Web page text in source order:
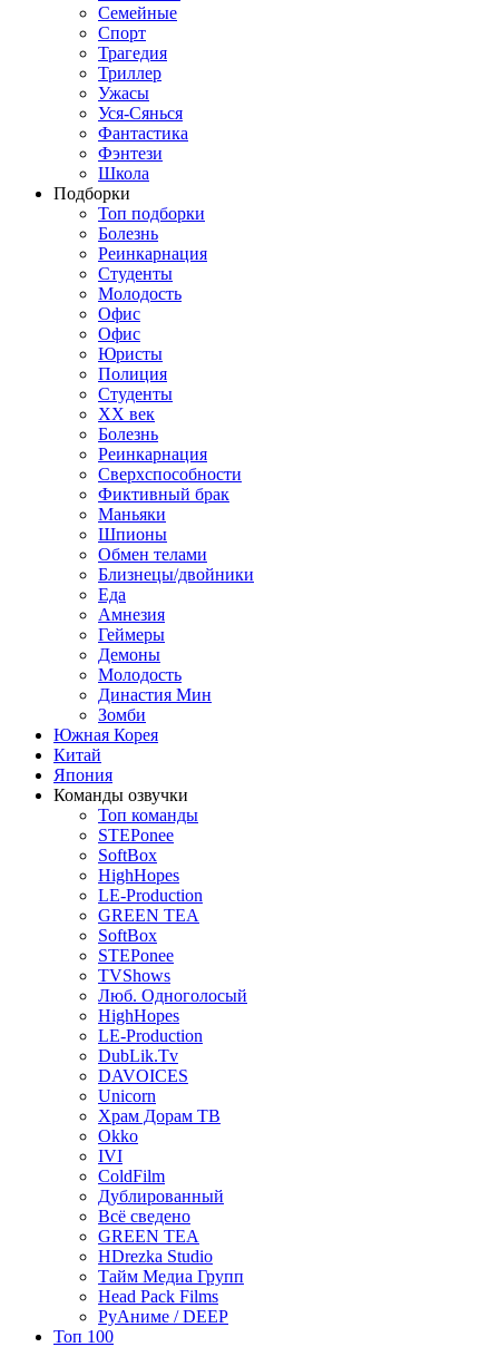
Семейные
Спорт
Трагедия
Триллер
Ужасы
Уся-Сянься
Фантастика
Фэнтези
Школа
Подборки
Топ подборки
Болезнь
Реинкарнация
Студенты
Молодость
Офис
Офис
Юристы
Полиция
Студенты
ХХ век
Болезнь
Реинкарнация
Сверхспособности
Фиктивный брак
Маньяки
Шпионы
Обмен телами
Близнецы/двойники
Еда
Амнезия
Геймеры
Демоны
Молодость
Династия Мин
Зомби
Южная Корея
Китай
Япония
Команды озвучки
Топ команды
STEPonee
SoftBox
HighHopes
LE-Production
GREEN TEA
SoftBox
STEPonee
TVShows
Люб. Одноголосый
HighHopes
LE-Production
DubLik.Tv
DAVOICES
Unicorn
Храм Дорам ТВ
Okko
IVI
ColdFilm
Дублированный
Всё сведено
GREEN TEA
HDrezka Studio
Тайм Медиа Групп
Head Pack Films
РуАниме / DEEP
Топ 100